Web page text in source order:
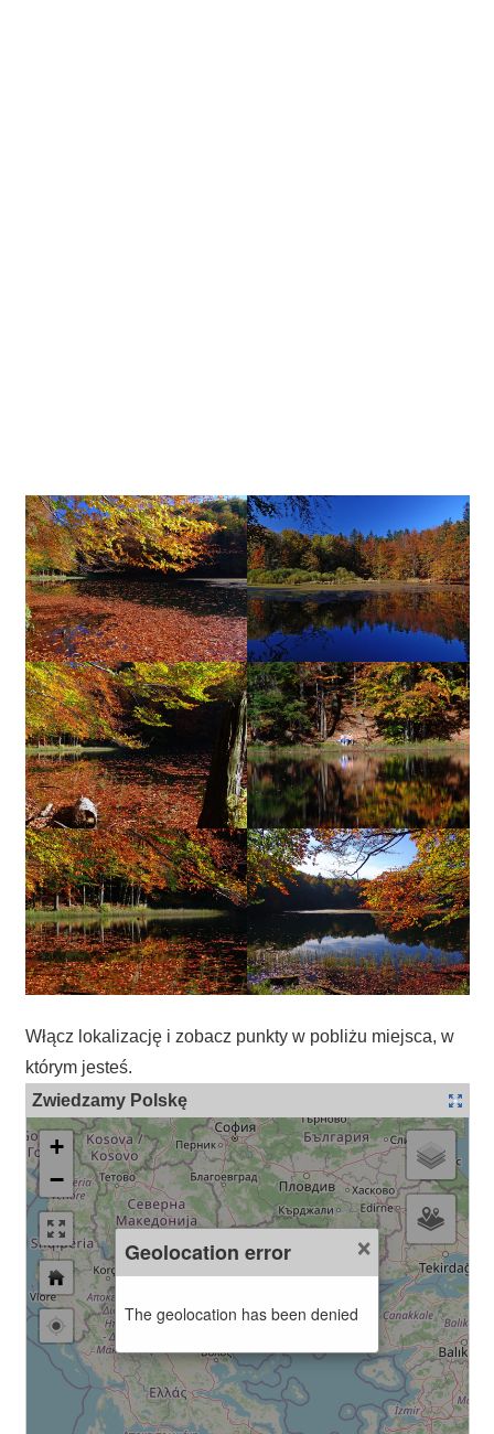
Włącz lokalizację i zobacz punkty w pobliżu miejsca, w
którym jesteś.
Zwiedzamy Polskę
+
−
×
Geolocation error
The geolocation has been denied